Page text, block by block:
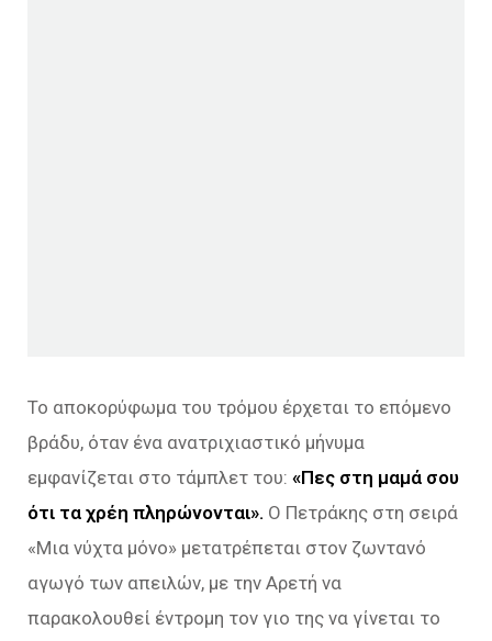
Το αποκορύφωμα του τρόμου έρχεται το επόμενο
βράδυ, όταν ένα ανατριχιαστικό μήνυμα
εμφανίζεται στο τάμπλετ του: «Πες στη μαμά σου
ότι τα χρέη πληρώνονται». Ο Πετράκης στη σειρά
«Μια νύχτα μόνο» μετατρέπεται στον ζωντανό
αγωγό των απειλών, με την Αρετή να
παρακολουθεί έντρομη τον γιο της να γίνεται το